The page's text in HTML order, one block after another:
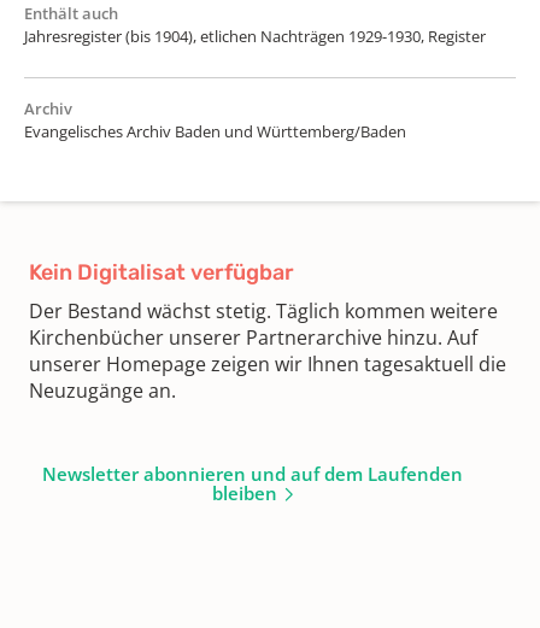
Enthält auch
Jahresregister (bis 1904), etlichen Nachträgen 1929-1930, Register
Archiv
Evangelisches Archiv Baden und Württemberg/Baden
Kein Digitalisat verfügbar
Der Bestand wächst stetig. Täglich kommen weitere
Kirchenbücher unserer Partnerarchive hinzu. Auf
unserer Homepage zeigen wir Ihnen tagesaktuell die
Neuzugänge an.
Newsletter abonnieren und auf dem Laufenden
bleiben